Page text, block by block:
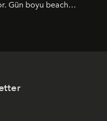
Gün boyu beach
bir deneyim sunuyor.